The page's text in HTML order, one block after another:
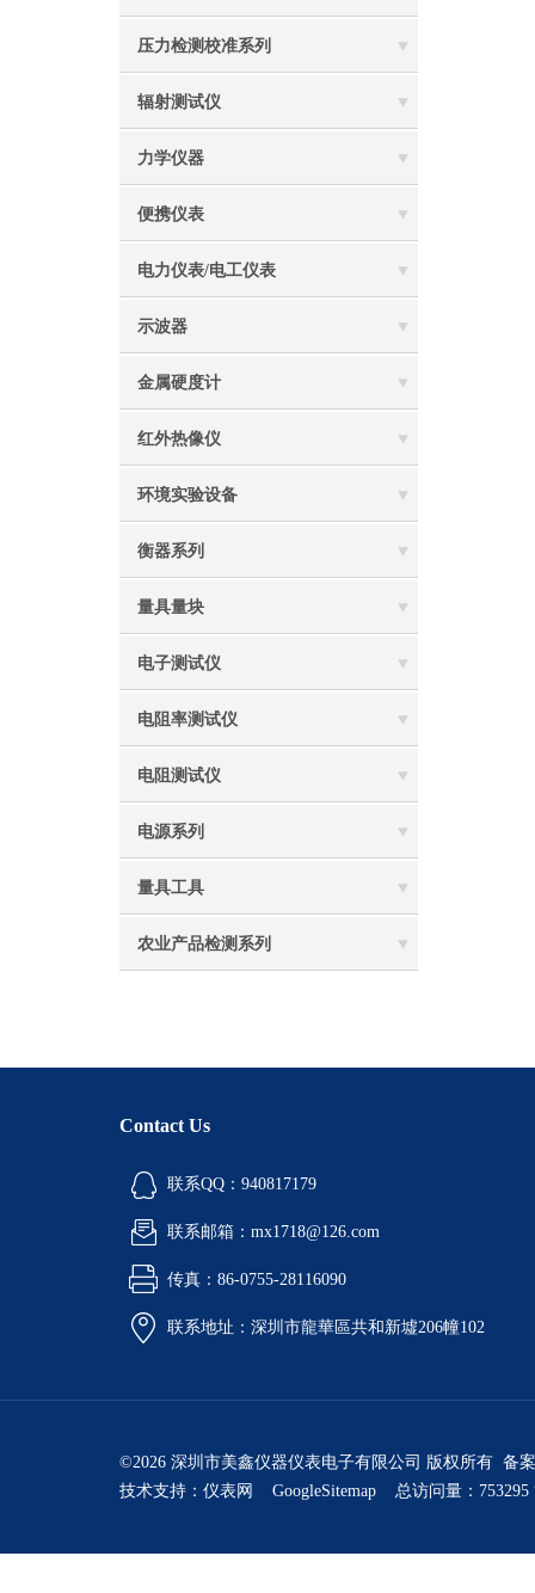
压力检测校准系列
辐射测试仪
力学仪器
便携仪表
电力仪表/电工仪表
示波器
金属硬度计
红外热像仪
环境实验设备
衡器系列
量具量块
电子测试仪
电阻率测试仪
电阻测试仪
电源系列
量具工具
农业产品检测系列
Contact Us
联系QQ：940817179
联系邮箱：mx1718@126.com
传真：86-0755-28116090
联系地址：深圳市龍華區共和新墟206幢102
©2026 深圳市美鑫仪器仪表电子有限公司 版权所有 备
技术支持： 仪表网 GoogleSitemap 总访问量：753295